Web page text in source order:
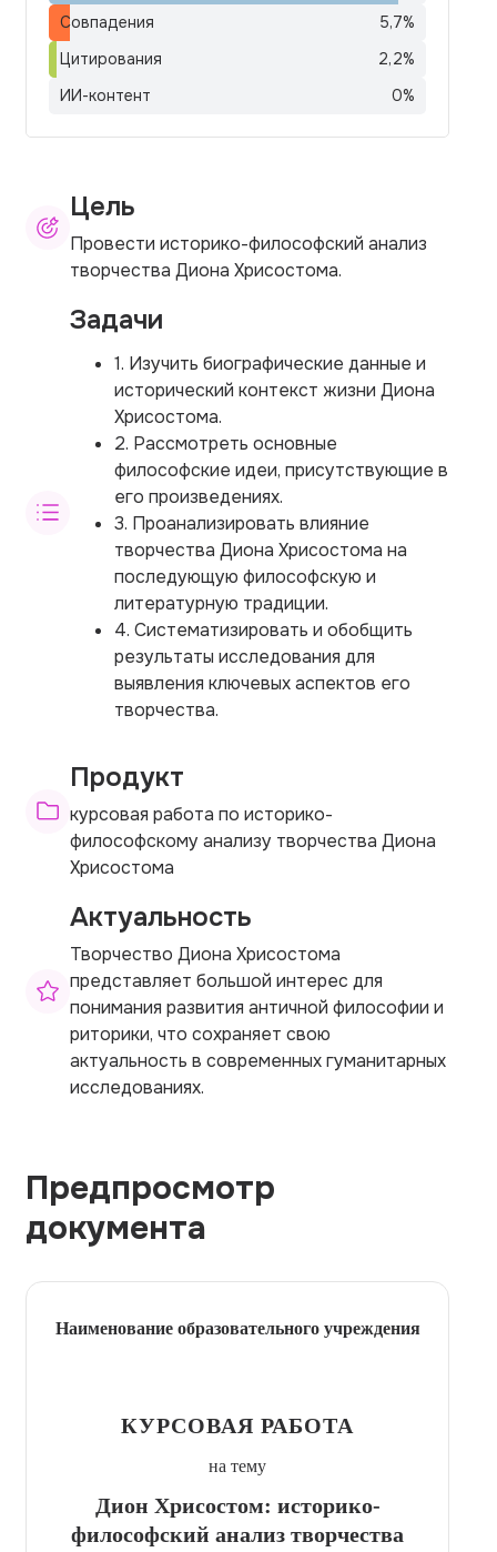
Совпадения
5,7%
Цитирования
2,2%
ИИ-контент
0%
Цель
Провести историко-философский анализ
творчества Диона Хрисостома.
Задачи
1. Изучить биографические данные и
исторический контекст жизни Диона
Хрисостома.
2. Рассмотреть основные
философские идеи, присутствующие в
его произведениях.
3. Проанализировать влияние
творчества Диона Хрисостома на
последующую философскую и
литературную традиции.
4. Систематизировать и обобщить
результаты исследования для
выявления ключевых аспектов его
творчества.
Продукт
курсовая работа по историко-
философскому анализу творчества Диона
Хрисостома
Актуальность
Творчество Диона Хрисостома
представляет большой интерес для
понимания развития античной философии и
риторики, что сохраняет свою
актуальность в современных гуманитарных
исследованиях.
Предпросмотр
документа
Наименование образовательного учреждения
КУРСОВАЯ РАБОТА
на тему
Дион Хрисостом: историко-
философский анализ творчества